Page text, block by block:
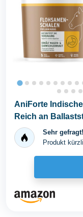
AniForte
Reich an
Sehr gefragt!
Produkt